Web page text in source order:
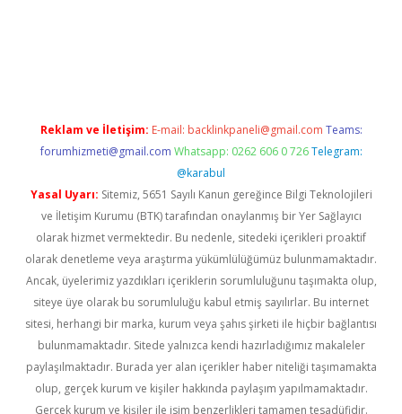
Reklam ve İletişim: E-mail: backlinkpaneli@gmail.com Teams:
forumhizmeti@gmail.com Whatsapp: 0262 606 0 726 Telegram:
@karabul
Yasal Uyarı: Sitemiz, 5651 Sayılı Kanun gereğince Bilgi Teknolojileri
ve İletişim Kurumu (BTK) tarafından onaylanmış bir Yer Sağlayıcı
olarak hizmet vermektedir. Bu nedenle, sitedeki içerikleri proaktif
olarak denetleme veya araştırma yükümlülüğümüz bulunmamaktadır.
Ancak, üyelerimiz yazdıkları içeriklerin sorumluluğunu taşımakta olup,
siteye üye olarak bu sorumluluğu kabul etmiş sayılırlar. Bu internet
sitesi, herhangi bir marka, kurum veya şahıs şirketi ile hiçbir bağlantısı
bulunmamaktadır. Sitede yalnızca kendi hazırladığımız makaleler
paylaşılmaktadır. Burada yer alan içerikler haber niteliği taşımamakta
olup, gerçek kurum ve kişiler hakkında paylaşım yapılmamaktadır.
Gerçek kurum ve kişiler ile isim benzerlikleri tamamen tesadüfidir.